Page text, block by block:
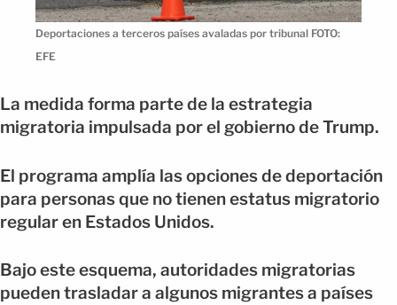
Deportaciones a terceros países avaladas por tribunal FOTO:
EFE
La medida forma parte de la estrategia
migratoria impulsada por el gobierno de Trump.
El programa amplía las opciones de deportación
para personas que no tienen estatus migratorio
regular en Estados Unidos.
Bajo este esquema, autoridades migratorias
pueden trasladar a algunos migrantes a países